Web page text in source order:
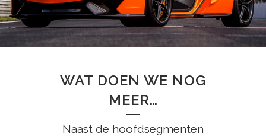
WAT DOEN WE NOG
MEER…
Naast de hoofdsegmenten